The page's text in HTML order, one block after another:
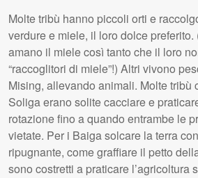
Molte tribù hanno piccoli orti e
verdure e miele, il loro dolce preferito.
amano il miele così tanto che il loro
“raccoglitori di miele”!) Altri vivono
Mising, allevando animali. Molte tribù
Soliga erano solite cacciare e
rotazione fino a quando entrambe le
vietate. Per i Baiga solcare la terra
ripugnante, come graffiare il petto
sono costretti a praticare l’agricoltura